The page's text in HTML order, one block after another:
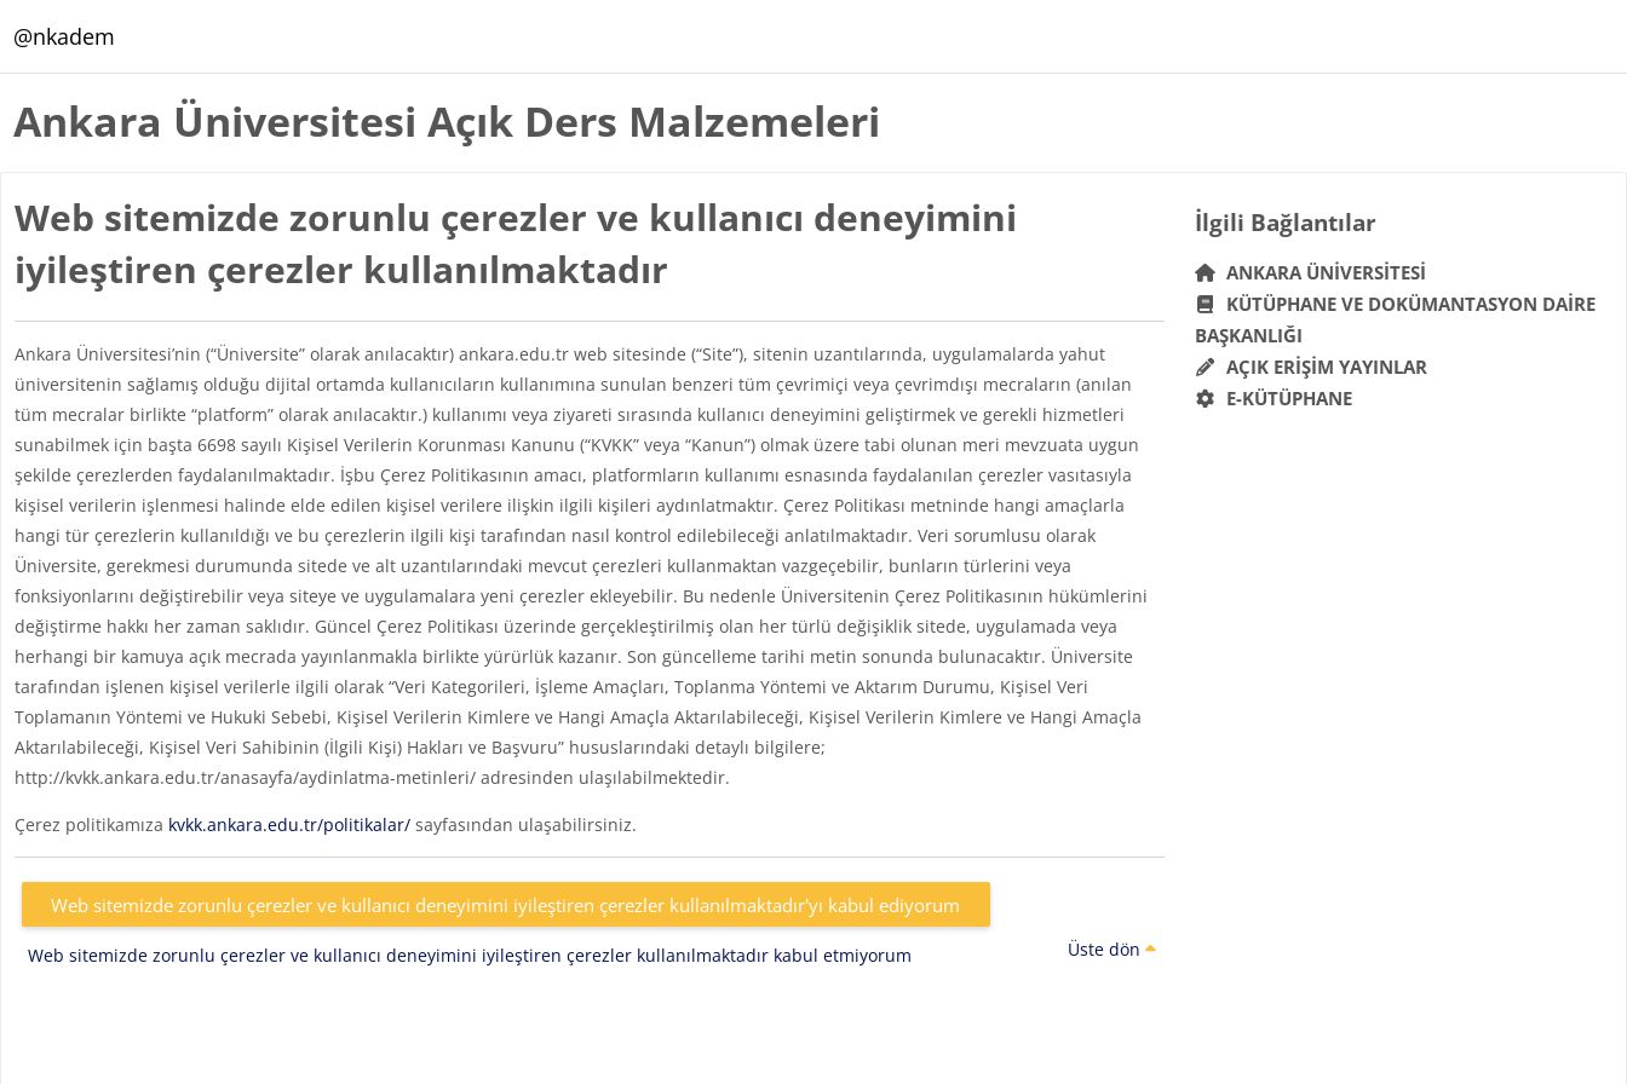
@nkadem
Ankara Üniversitesi Açık Ders Malzemeleri
Web sitemizde zorunlu çerezler ve kullanıcı deneyimini
iyileştiren çerezler kullanılmaktadır
Ankara Üniversitesi’nin (“Üniversite” olarak anılacaktır) ankara.edu.tr web sitesinde (“Site”), sitenin uzantılarında, uygulamalarda yahut
üniversitenin sağlamış olduğu dijital ortamda kullanıcıların kullanımına sunulan benzeri tüm çevrimiçi veya çevrimdışı mecraların (anılan
tüm mecralar birlikte “platform” olarak anılacaktır.) kullanımı veya ziyareti sırasında kullanıcı deneyimini geliştirmek ve gerekli hizmetleri
sunabilmek için başta 6698 sayılı Kişisel Verilerin Korunması Kanunu (“KVKK” veya “Kanun”) olmak üzere tabi olunan meri mevzuata uygun
şekilde çerezlerden faydalanılmaktadır. İşbu Çerez Politikasının amacı, platformların kullanımı esnasında faydalanılan çerezler vasıtasıyla
kişisel verilerin işlenmesi halinde elde edilen kişisel verilere ilişkin ilgili kişileri aydınlatmaktır. Çerez Politikası metninde hangi amaçlarla
hangi tür çerezlerin kullanıldığı ve bu çerezlerin ilgili kişi tarafından nasıl kontrol edilebileceği anlatılmaktadır. Veri sorumlusu olarak
Üniversite, gerekmesi durumunda sitede ve alt uzantılarındaki mevcut çerezleri kullanmaktan vazgeçebilir, bunların türlerini veya
fonksiyonlarını değiştirebilir veya siteye ve uygulamalara yeni çerezler ekleyebilir. Bu nedenle Üniversitenin Çerez Politikasının hükümlerini
değiştirme hakkı her zaman saklıdır. Güncel Çerez Politikası üzerinde gerçekleştirilmiş olan her türlü değişiklik sitede, uygulamada veya
herhangi bir kamuya açık mecrada yayınlanmakla birlikte yürürlük kazanır. Son güncelleme tarihi metin sonunda bulunacaktır. Üniversite
tarafından işlenen kişisel verilerle ilgili olarak “Veri Kategorileri, İşleme Amaçları, Toplanma Yöntemi ve Aktarım Durumu, Kişisel Veri
Toplamanın Yöntemi ve Hukuki Sebebi, Kişisel Verilerin Kimlere ve Hangi Amaçla Aktarılabileceği, Kişisel Verilerin Kimlere ve Hangi Amaçla
Aktarılabileceği, Kişisel Veri Sahibinin (İlgili Kişi) Hakları ve Başvuru” hususlarındaki detaylı bilgilere;
http://kvkk.ankara.edu.tr/anasayfa/aydinlatma-metinleri/ adresinden ulaşılabilmektedir.
Çerez politikamıza kvkk.ankara.edu.tr/politikalar/sayfasından ulaşabilirsiniz.
Web sitemizde zorunlu çerezler ve kullanıcı deneyimini iyileştiren çerezler kullanılmaktadır'yı kabul ediyorum
Web sitemizde zorunlu çerezler ve kullanıcı deneyimini iyileştiren çerezler kullanılmaktadır kabul etmiyorum Üste dön
Bloklar
İlgili Bağlantılar 'yı atla
İlgili Bağlantılar
ANKARA ÜNIVERSITESI
KÜTÜPHANE VE DOKÜMANTASYON DAIRE
BAŞKANLIĞI
AÇIK ERIŞIM YAYINLAR
E-KÜTÜPHANE